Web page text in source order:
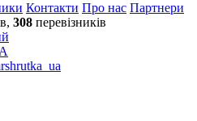
Контакти Про нас Партнери
308 перевізників